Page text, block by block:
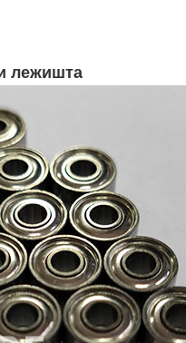
лежишта